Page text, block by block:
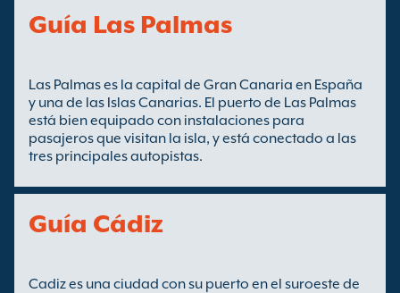
Guía Las Palmas
Las Palmas es la capital de Gran Canaria en España
y una de las Islas Canarias. El puerto de Las Palmas
está bien equipado con instalaciones para
pasajeros que visitan la isla, y está conectado a las
tres principales autopistas.
Guía Cádiz
Cadiz es una ciudad con su puerto en el suroeste de